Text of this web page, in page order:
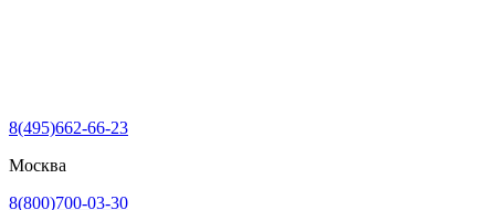
8(495)662-66-23
Москва
8(800)700-03-30